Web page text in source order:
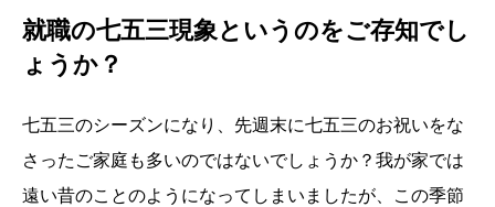
就職の七五三現象というのをご存知でし
ょうか？
七五三のシーズンになり、先週末に七五三のお祝いをな
さったご家庭も多いのではないでしょうか？我が家では
遠い昔のことのようになってしまいましたが、この季節